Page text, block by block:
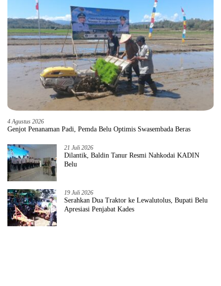
4 Agustus 2026
Genjot Penanaman Padi, Pemda Belu Optimis Swasembada Beras
21 Juli 2026
Dilantik, Baldin Tanur Resmi Nahkodai KADIN
Belu
19 Juli 2026
Serahkan Dua Traktor ke Lewalutolus, Bupati Belu
Apresiasi Penjabat Kades